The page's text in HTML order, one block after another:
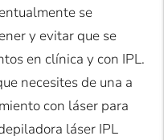
se
y evitar que se
en clínica y con IPL.
necesites de una a
con láser para
láser IPL